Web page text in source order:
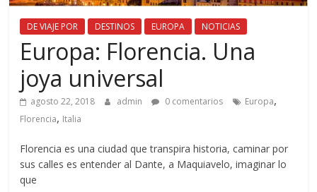
DE VIAJE POR DESTINOS EUROPA NOTICIAS
Europa: Florencia. Una
joya universal
agosto 22, 2018 admin 0 comentarios Europa,
Florencia, Italia
Florencia es una ciudad que transpira historia, caminar por
sus calles es entender al Dante, a Maquiavelo, imaginar lo
que